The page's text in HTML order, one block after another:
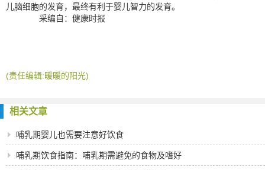
儿脑细胞的发育，最终有利于婴儿智力的发育。
采编自：健康时报
(责任编辑:暖暖的阳光)
相关文章
哺乳期婴儿也需要注意好饮食
哺乳期饮食指南：哺乳期需避免的食物及嗜好